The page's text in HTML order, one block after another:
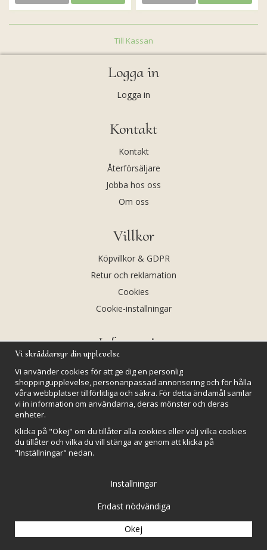
Till Kassan
Logga in
Logga in
Kontakt
Kontakt
Återförsäljare
Jobba hos oss
Om oss
Villkor
Köpvillkor & GDPR
Retur och reklamation
Cookies
Cookie-inställningar
Information
Kalendarium
Nyheter
Kristaller och fairtrade
Rena & Ladda kristaller
Vi skräddarsyr din upplevelse
Vi använder cookies för att ge dig en personlig
shoppingupplevelse, personanpassad annonsering och för hålla
våra webbplatser tillförlitliga och säkra. För detta ändamål samlar
vi in information om användarna, deras mönster och deras
enheter.
Klicka på "Okej" om du tillåter alla cookies eller välj vilka cookies
du tillåter och vilka du vill stänga av genom att klicka på
"Inställningar" nedan.
Inställningar
Endast nödvändiga
Okej